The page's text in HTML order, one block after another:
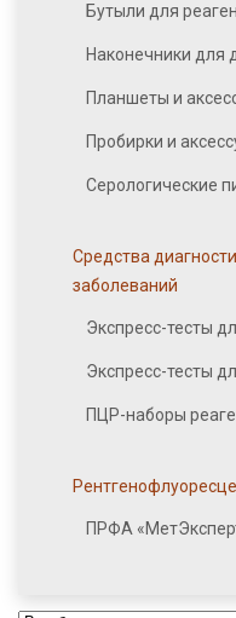
Бутыли для
Наконечники для
Планшеты и
Пробирки и
Серологические
Средства
заболеваний
Экспресс-тесты
Экспресс-тесты
ПЦР-наборы
ПРФА